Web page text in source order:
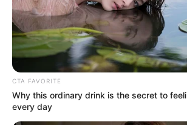
CTA FAVORITE
Why this ordinary drink is the secret to
every day